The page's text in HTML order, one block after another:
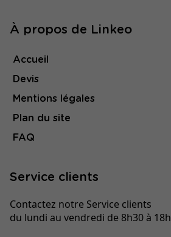
À propos de Linkeo
Accueil
Devis
Mentions légales
Plan du site
FAQ
Service clients
Contactez notre Service clients
du lundi au vendredi de 8h30 à 18h